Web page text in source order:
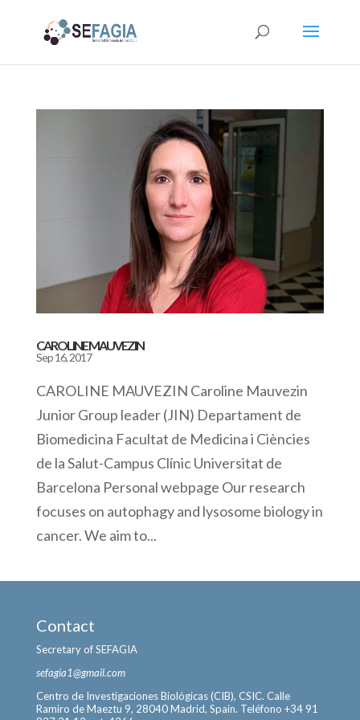
CAROLINE MAUVEZIN
Sep 16, 2017
CAROLINE MAUVEZIN Caroline Mauvezin
Junior Group leader (JIN) Departament de
Biomedicina Facultat de Medicina i Ciències
de la Salut-Campus Clínic Universitat de
Barcelona Personal webpage Our research
focuses on autophagy and lysosome biology in
cancer. We aim to...
Contact
Secretary of SEFAGIA
sefagia1@gmail.com
Centro de Investigaciones Biológicas (CIB), CSIC. Calle
Ramiro de Maeztu 9, 28040 Madrid, Spain. Teléfono +34 91